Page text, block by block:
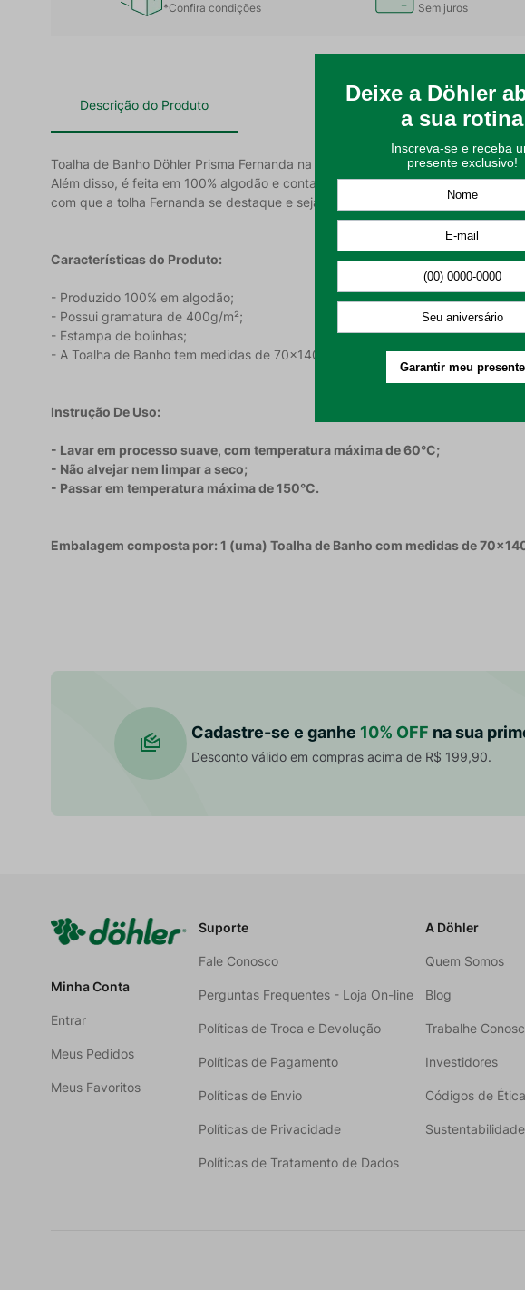
*Confira condições Sem juros
Descrição do Produto
Toalha de Banho Döhler Prisma Fernanda na estampa Bolinhas e na cor
Além disso, é feita em 100% algodão e conta com uma gramatura de 400 g/
com que a tolha Fernanda se destaque e seja uma escolha única para o seu
Características do Produto:
- Produzido 100% em algodão;
- Possui gramatura de 400g/m²;
- Estampa de bolinhas;
- A Toalha de Banho tem medidas de 70x140cm.
Instrução De Uso:
- Lavar em processo suave, com temperatura máxima de 60°C;
- Não alvejar nem limpar a seco;
- Passar em temperatura máxima de 150°C.
Embalagem composta por: 1 (uma) Toalha de Banho com medidas de
Cadastre-se e ganhe 10% OFF na sua
Desconto válido em compras acima de R$ 199,90.
Minha Conta
Entrar
Meus Pedidos
Meus Favoritos
Suporte
Fale Conosco
Perguntas Frequentes - Loja On-line
Políticas de Troca e Devolução
Políticas de Pagamento
Políticas de Envio
Políticas de Privacidade
Políticas de Tratamento de Dados
A Döhler
Quem Somos
Blog
Trabalhe
Investidores
Códigos de
Sustentabilidade